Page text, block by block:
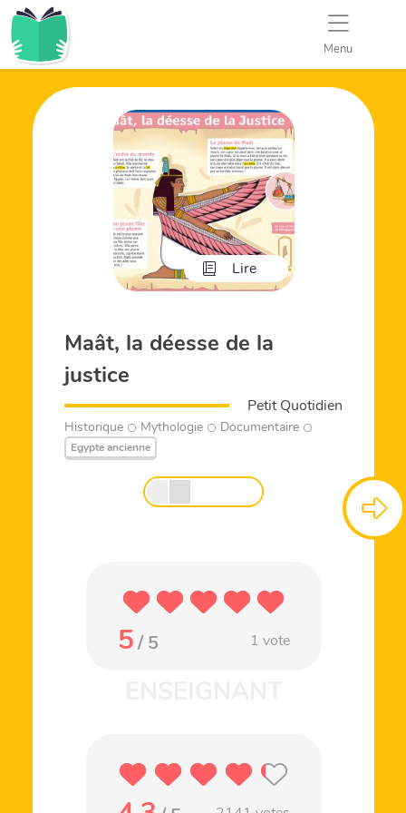
Menu
Lire
Maât, la déesse de la
justice
Petit Quotidien
Historique Mythologie Documentaire
Egypte ancienne
5/ 5 1 vote